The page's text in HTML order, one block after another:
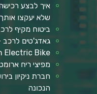
איך לבצע
שלא יעקצו
ביטוח מקיף
גאדג'טים
Electric Bike
מפיצי ריח
חברת ניקיון
הנכונה